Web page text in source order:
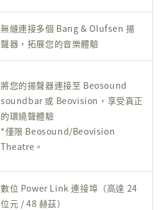
無縫連接多個 Bang & Olufsen 揚
聲器，拓展您的音樂體驗
將您的揚聲器連接至 Beosound
soundbar 或 Beovision，享受真正
的環繞聲體驗
*僅限 Beosound/Beovision
Theatre。
數位 Power Link 連接埠（高達 24
位元 / 48 赫茲）